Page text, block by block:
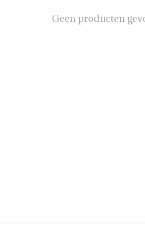
Geen producten